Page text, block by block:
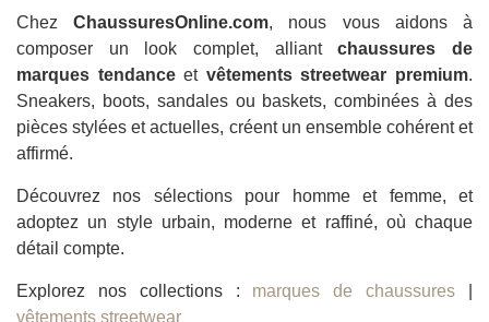
ChezChaussuresOnline.com, nous vous aidons à
composer un look complet, alliantchaussures de
marques tendanceet vêtements streetwear premium.
Sneakers, boots, sandales ou baskets, combinées à des
pièces stylées et actuelles, créent un ensemble cohérent et
affirmé.
Découvrez nos sélections pour homme et femme, et
adoptez un style urbain, moderne et raffiné, où chaque
détail compte.
Explorez nos collections : marques de chaussures
vêtements streetwear